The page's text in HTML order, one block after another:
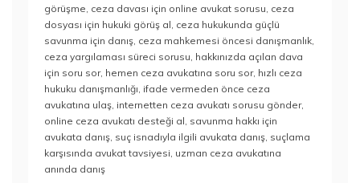
görüşme, ceza davası için online avukat sorusu, ceza
dosyası için hukuki görüş al, ceza hukukunda güçlü
savunma için danış, ceza mahkemesi öncesi danışmanlık,
ceza yargılaması süreci sorusu, hakkınızda açılan dava
için soru sor, hemen ceza avukatına soru sor, hızlı ceza
hukuku danışmanlığı, ifade vermeden önce ceza
avukatına ulaş, internetten ceza avukatı sorusu gönder,
online ceza avukatı desteği al, savunma hakkı için
avukata danış, suç isnadıyla ilgili avukata danış, suçlama
karşısında avukat tavsiyesi, uzman ceza avukatına
anında danış